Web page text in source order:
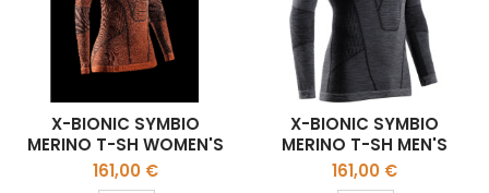
X-BIONIC SYMBIO
MERINO T-SH WOMEN'S
Precio
161,00 €
X-BIONIC SYMBIO
MERINO T-SH MEN'S
Precio
161,00 €